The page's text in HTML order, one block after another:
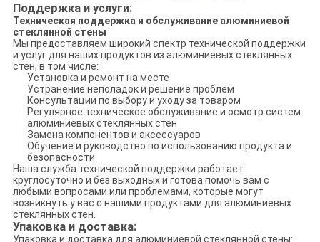
Поддержка и услуги:
Техническая поддержка и обслуживание алюминиевой
стеклянной стены
Мы предоставляем широкий спектр технической поддержки
и услуг для наших продуктов из алюминиевых стеклянных
стен, в том числе:
Установка и ремонт на месте
Устранение неполадок и решение проблем
Консультации по выбору и уходу за товаром
Регулярное техническое обслуживание и осмотр систем
алюминиевых стеклянных стен
Замена компонентов и аксессуаров
Обучение и руководство по использованию продукта и
безопасности
Наша служба технической поддержки работает
круглосуточно и без выходных и готова помочь вам с
любыми вопросами или проблемами, которые могут
возникнуть у вас с нашими продуктами для алюминиевых
стеклянных стен.
Упаковка и доставка:
Упаковка и доставка для алюминиевой стеклянной стены: